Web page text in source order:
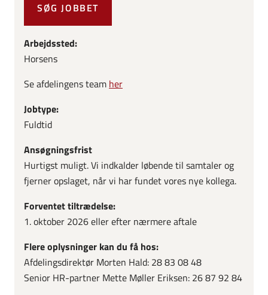
SØG JOBBET
Arbejdssted:
Horsens
Se afdelingens team her
Jobtype:
Fuldtid
Ansøgningsfrist
Hurtigst muligt. Vi indkalder løbende til samtaler og
fjerner opslaget, når vi har fundet vores nye kollega.
Forventet tiltrædelse:
1. oktober 2026 eller efter nærmere aftale
Flere oplysninger kan du få hos:
Afdelingsdirektør Morten Hald: 28 83 08 48
Senior HR-partner Mette Møller Eriksen: 26 87 92 84